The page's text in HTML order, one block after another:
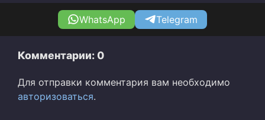
WhatsApp Telegram
Комментарии: 0
Для отправки комментария вам необходимо
авторизоваться.